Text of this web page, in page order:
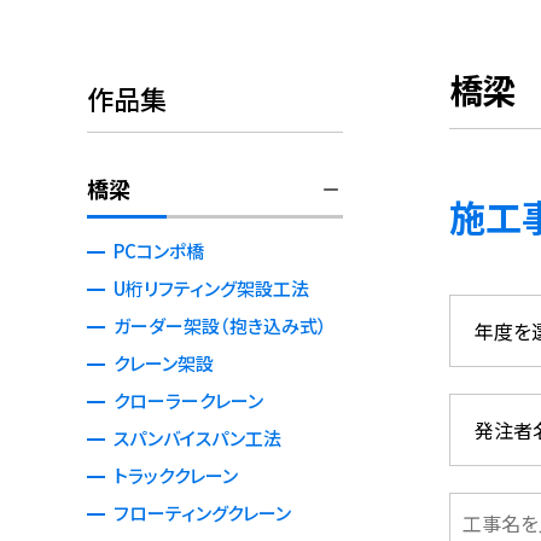
作品集
橋梁
PCコンポ橋
U桁リフティング架設工法
ガーダー架設（抱き込み式）
クレーン架設
クローラークレーン
スパンバイスパン工法
トラッククレーン
フローティングクレーン
橋梁
施工